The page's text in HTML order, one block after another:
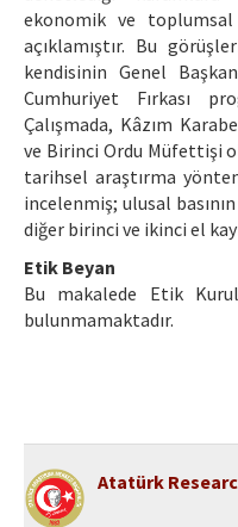
ekonomik ve
açıklamıştır. Bu
kendisinin Genel
Cumhuriyet Fırkası
Çalışmada, Kâzım
ve Birinci Ordu Müfettişi
tarihsel araştırma
incelenmiş; ulusal
diğer birinci ve ikinci el
Etik Beyan
Bu makalede Etik
bulunmamaktadır.
Atatürk